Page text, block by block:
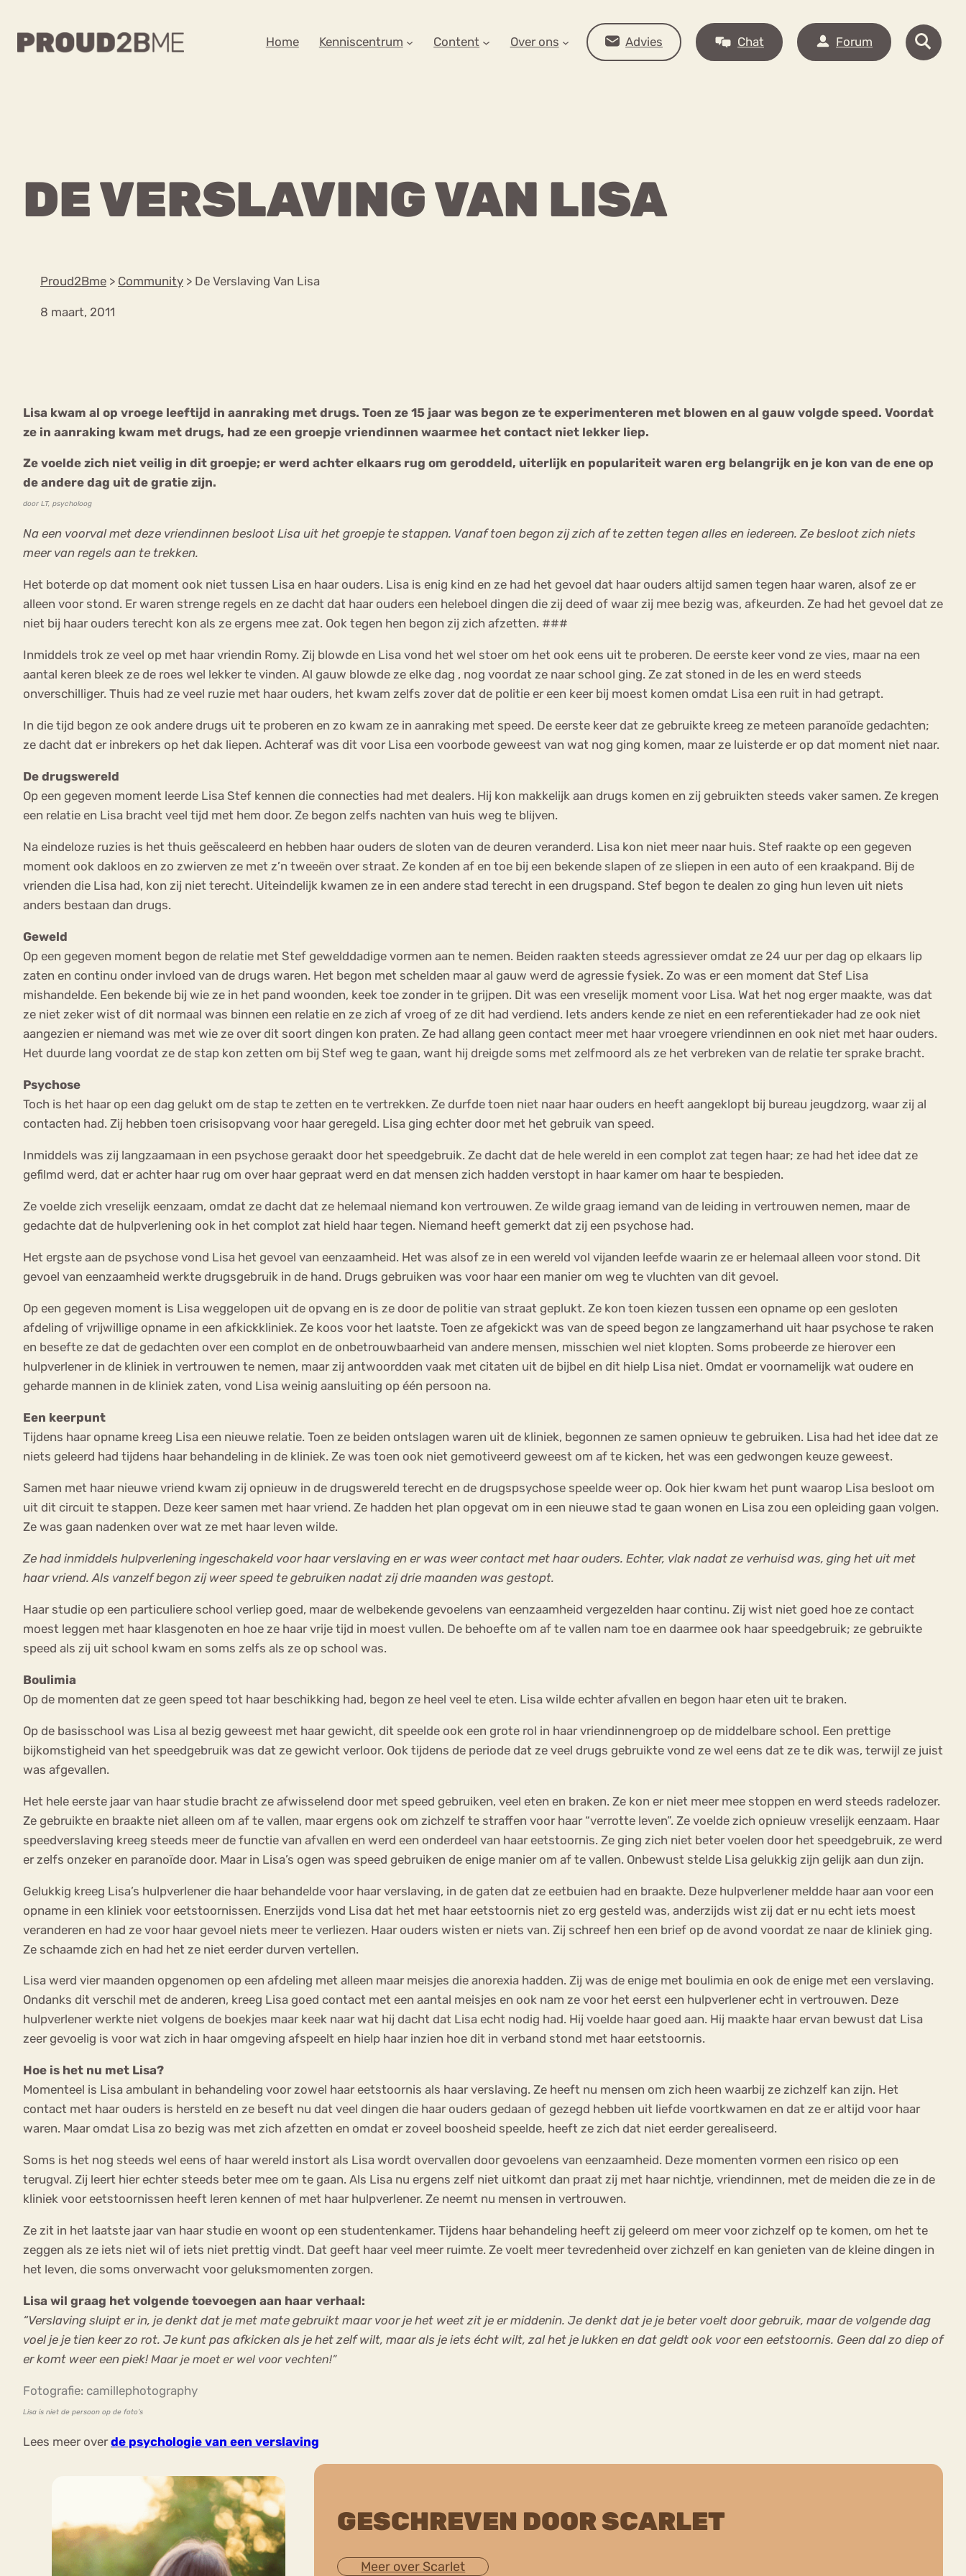
Home Kenniscentrum Content Over ons Advies Chat Forum
DE VERSLAVING VAN LISA
Proud2Bme > Community > De Verslaving Van Lisa
8 maart, 2011
Lisa kwam al op vroege leeftijd in aanraking met drugs. Toen ze 15 jaar was begon ze te experimenteren met blowen en al gauw volgde speed. Voordat
ze in aanraking kwam met drugs, had ze een groepje vriendinnen waarmee het contact niet lekker liep.
Ze voelde zich niet veilig in dit groepje; er werd achter elkaars rug om geroddeld, uiterlijk en populariteit waren erg belangrijk en je kon van de ene op
de andere dag uit de gratie zijn.
door LT, psycholoog
Na een voorval met deze vriendinnen besloot Lisa uit het groepje te stappen. Vanaf toen begon zij zich af te zetten tegen alles en iedereen. Ze besloot zich niets
meer van regels aan te trekken.
Het boterde op dat moment ook niet tussen Lisa en haar ouders. Lisa is enig kind en ze had het gevoel dat haar ouders altijd samen tegen haar waren, alsof ze er
alleen voor stond. Er waren strenge regels en ze dacht dat haar ouders een heleboel dingen die zij deed of waar zij mee bezig was, afkeurden. Ze had het gevoel dat ze
niet bij haar ouders terecht kon als ze ergens mee zat. Ook tegen hen begon zij zich afzetten. ###
Inmiddels trok ze veel op met haar vriendin Romy. Zij blowde en Lisa vond het wel stoer om het ook eens uit te proberen. De eerste keer vond ze vies, maar na een
aantal keren bleek ze de roes wel lekker te vinden. Al gauw blowde ze elke dag , nog voordat ze naar school ging. Ze zat stoned in de les en werd steeds
onverschilliger. Thuis had ze veel ruzie met haar ouders, het kwam zelfs zover dat de politie er een keer bij moest komen omdat Lisa een ruit in had getrapt.
In die tijd begon ze ook andere drugs uit te proberen en zo kwam ze in aanraking met speed. De eerste keer dat ze gebruikte kreeg ze meteen paranoïde gedachten;
ze dacht dat er inbrekers op het dak liepen. Achteraf was dit voor Lisa een voorbode geweest van wat nog ging komen, maar ze luisterde er op dat moment niet naar.
De drugswereld
Op een gegeven moment leerde Lisa Stef kennen die connecties had met dealers. Hij kon makkelijk aan drugs komen en zij gebruikten steeds vaker samen. Ze kregen
een relatie en Lisa bracht veel tijd met hem door. Ze begon zelfs nachten van huis weg te blijven.
Na eindeloze ruzies is het thuis geëscaleerd en hebben haar ouders de sloten van de deuren veranderd. Lisa kon niet meer naar huis. Stef raakte op een gegeven
moment ook dakloos en zo zwierven ze met z’n tweeën over straat. Ze konden af en toe bij een bekende slapen of ze sliepen in een auto of een kraakpand. Bij de
vrienden die Lisa had, kon zij niet terecht. Uiteindelijk kwamen ze in een andere stad terecht in een drugspand. Stef begon te dealen zo ging hun leven uit niets
anders bestaan dan drugs.
Geweld
Op een gegeven moment begon de relatie met Stef gewelddadige vormen aan te nemen. Beiden raakten steeds agressiever omdat ze 24 uur per dag op elkaars lip
zaten en continu onder invloed van de drugs waren. Het begon met schelden maar al gauw werd de agressie fysiek. Zo was er een moment dat Stef Lisa
mishandelde. Een bekende bij wie ze in het pand woonden, keek toe zonder in te grijpen. Dit was een vreselijk moment voor Lisa. Wat het nog erger maakte, was dat
ze niet zeker wist of dit normaal was binnen een relatie en ze zich af vroeg of ze dit had verdiend. Iets anders kende ze niet en een referentiekader had ze ook niet
aangezien er niemand was met wie ze over dit soort dingen kon praten. Ze had allang geen contact meer met haar vroegere vriendinnen en ook niet met haar ouders.
Het duurde lang voordat ze de stap kon zetten om bij Stef weg te gaan, want hij dreigde soms met zelfmoord als ze het verbreken van de relatie ter sprake bracht.
Psychose
Toch is het haar op een dag gelukt om de stap te zetten en te vertrekken. Ze durfde toen niet naar haar ouders en heeft aangeklopt bij bureau jeugdzorg, waar zij al
contacten had. Zij hebben toen crisisopvang voor haar geregeld. Lisa ging echter door met het gebruik van speed.
Inmiddels was zij langzaamaan in een psychose geraakt door het speedgebruik. Ze dacht dat de hele wereld in een complot zat tegen haar; ze had het idee dat ze
gefilmd werd, dat er achter haar rug om over haar gepraat werd en dat mensen zich hadden verstopt in haar kamer om haar te bespieden.
Ze voelde zich vreselijk eenzaam, omdat ze dacht dat ze helemaal niemand kon vertrouwen. Ze wilde graag iemand van de leiding in vertrouwen nemen, maar de
gedachte dat de hulpverlening ook in het complot zat hield haar tegen. Niemand heeft gemerkt dat zij een psychose had.
Het ergste aan de psychose vond Lisa het gevoel van eenzaamheid. Het was alsof ze in een wereld vol vijanden leefde waarin ze er helemaal alleen voor stond. Dit
gevoel van eenzaamheid werkte drugsgebruik in de hand. Drugs gebruiken was voor haar een manier om weg te vluchten van dit gevoel.
Op een gegeven moment is Lisa weggelopen uit de opvang en is ze door de politie van straat geplukt. Ze kon toen kiezen tussen een opname op een gesloten
afdeling of vrijwillige opname in een afkickkliniek. Ze koos voor het laatste. Toen ze afgekickt was van de speed begon ze langzamerhand uit haar psychose te raken
en besefte ze dat de gedachten over een complot en de onbetrouwbaarheid van andere mensen, misschien wel niet klopten. Soms probeerde ze hierover een
hulpverlener in de kliniek in vertrouwen te nemen, maar zij antwoordden vaak met citaten uit de bijbel en dit hielp Lisa niet. Omdat er voornamelijk wat oudere en
geharde mannen in de kliniek zaten, vond Lisa weinig aansluiting op één persoon na.
Een keerpunt
Tijdens haar opname kreeg Lisa een nieuwe relatie. Toen ze beiden ontslagen waren uit de kliniek, begonnen ze samen opnieuw te gebruiken. Lisa had het idee dat ze
niets geleerd had tijdens haar behandeling in de kliniek. Ze was toen ook niet gemotiveerd geweest om af te kicken, het was een gedwongen keuze geweest.
Samen met haar nieuwe vriend kwam zij opnieuw in de drugswereld terecht en de drugspsychose speelde weer op. Ook hier kwam het punt waarop Lisa besloot om
uit dit circuit te stappen. Deze keer samen met haar vriend. Ze hadden het plan opgevat om in een nieuwe stad te gaan wonen en Lisa zou een opleiding gaan volgen.
Ze was gaan nadenken over wat ze met haar leven wilde.
Ze had inmiddels hulpverlening ingeschakeld voor haar verslaving en er was weer contact met haar ouders. Echter, vlak nadat ze verhuisd was, ging het uit met
haar vriend. Als vanzelf begon zij weer speed te gebruiken nadat zij drie maanden was gestopt.
Haar studie op een particuliere school verliep goed, maar de welbekende gevoelens van eenzaamheid vergezelden haar continu. Zij wist niet goed hoe ze contact
moest leggen met haar klasgenoten en hoe ze haar vrije tijd in moest vullen. De behoefte om af te vallen nam toe en daarmee ook haar speedgebruik; ze gebruikte
speed als zij uit school kwam en soms zelfs als ze op school was.
Boulimia
Op de momenten dat ze geen speed tot haar beschikking had, begon ze heel veel te eten. Lisa wilde echter afvallen en begon haar eten uit te braken.
Op de basisschool was Lisa al bezig geweest met haar gewicht, dit speelde ook een grote rol in haar vriendinnengroep op de middelbare school. Een prettige
bijkomstigheid van het speedgebruik was dat ze gewicht verloor. Ook tijdens de periode dat ze veel drugs gebruikte vond ze wel eens dat ze te dik was, terwijl ze juist
was afgevallen.
Het hele eerste jaar van haar studie bracht ze afwisselend door met speed gebruiken, veel eten en braken. Ze kon er niet meer mee stoppen en werd steeds radelozer.
Ze gebruikte en braakte niet alleen om af te vallen, maar ergens ook om zichzelf te straffen voor haar “verrotte leven”. Ze voelde zich opnieuw vreselijk eenzaam. Haar
speedverslaving kreeg steeds meer de functie van afvallen en werd een onderdeel van haar eetstoornis. Ze ging zich niet beter voelen door het speedgebruik, ze werd
er zelfs onzeker en paranoïde door. Maar in Lisa’s ogen was speed gebruiken de enige manier om af te vallen. Onbewust stelde Lisa gelukkig zijn gelijk aan dun zijn.
Gelukkig kreeg Lisa’s hulpverlener die haar behandelde voor haar verslaving, in de gaten dat ze eetbuien had en braakte. Deze hulpverlener meldde haar aan voor een
opname in een kliniek voor eetstoornissen. Enerzijds vond Lisa dat het met haar eetstoornis niet zo erg gesteld was, anderzijds wist zij dat er nu echt iets moest
veranderen en had ze voor haar gevoel niets meer te verliezen. Haar ouders wisten er niets van. Zij schreef hen een brief op de avond voordat ze naar de kliniek ging.
Ze schaamde zich en had het ze niet eerder durven vertellen.
Lisa werd vier maanden opgenomen op een afdeling met alleen maar meisjes die anorexia hadden. Zij was de enige met boulimia en ook de enige met een verslaving.
Ondanks dit verschil met de anderen, kreeg Lisa goed contact met een aantal meisjes en ook nam ze voor het eerst een hulpverlener echt in vertrouwen. Deze
hulpverlener werkte niet volgens de boekjes maar keek naar wat hij dacht dat Lisa echt nodig had. Hij voelde haar goed aan. Hij maakte haar ervan bewust dat Lisa
zeer gevoelig is voor wat zich in haar omgeving afspeelt en hielp haar inzien hoe dit in verband stond met haar eetstoornis.
Hoe is het nu met Lisa?
Momenteel is Lisa ambulant in behandeling voor zowel haar eetstoornis als haar verslaving. Ze heeft nu mensen om zich heen waarbij ze zichzelf kan zijn. Het
contact met haar ouders is hersteld en ze beseft nu dat veel dingen die haar ouders gedaan of gezegd hebben uit liefde voortkwamen en dat ze er altijd voor haar
waren. Maar omdat Lisa zo bezig was met zich afzetten en omdat er zoveel boosheid speelde, heeft ze zich dat niet eerder gerealiseerd.
Soms is het nog steeds wel eens of haar wereld instort als Lisa wordt overvallen door gevoelens van eenzaamheid. Deze momenten vormen een risico op een
terugval. Zij leert hier echter steeds beter mee om te gaan. Als Lisa nu ergens zelf niet uitkomt dan praat zij met haar nichtje, vriendinnen, met de meiden die ze in de
kliniek voor eetstoornissen heeft leren kennen of met haar hulpverlener. Ze neemt nu mensen in vertrouwen.
Ze zit in het laatste jaar van haar studie en woont op een studentenkamer. Tijdens haar behandeling heeft zij geleerd om meer voor zichzelf op te komen, om het te
zeggen als ze iets niet wil of iets niet prettig vindt. Dat geeft haar veel meer ruimte. Ze voelt meer tevredenheid over zichzelf en kan genieten van de kleine dingen in
het leven, die soms onverwacht voor geluksmomenten zorgen.
Lisa wil graag het volgende toevoegen aan haar verhaal:
“Verslaving sluipt er in, je denkt dat je met mate gebruikt maar voor je het weet zit je er middenin. Je denkt dat je je beter voelt door gebruik, maar de volgende dag
voel je je tien keer zo rot. Je kunt pas afkicken als je het zelf wilt, maar als je iets écht wilt, zal het je lukken en dat geldt ook voor een eetstoornis. Geen dal zo diep of
er komt weer een piek!Maar je moet er wel voor vechten!”
Fotografie: camillephotography
Lisa is niet de persoon op de foto’s
Lees meer overde psychologie van een verslaving
GESCHREVEN DOOR SCARLET
Meer over Scarlet
Content
Over ons
WAAR BEN JE NAAR OP ZOEK?
Over proud2bme
Vacatures
Privacyverklaring
Orthorexia
Afvallen